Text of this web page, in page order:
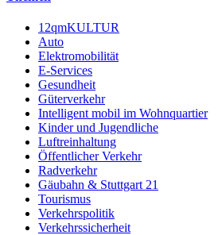
12qmKULTUR
Auto
Elektromobilität
E-Services
Gesundheit
Güterverkehr
Intelligent mobil im Wohnquartier
Kinder und Jugendliche
Luftreinhaltung
Öffentlicher Verkehr
Radverkehr
Gäubahn & Stuttgart 21
Tourismus
Verkehrspolitik
Verkehrssicherheit